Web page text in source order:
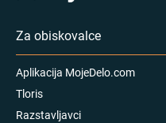
Za obiskovalce
Aplikacija MojeDelo.com
Tloris
Razstavljavci